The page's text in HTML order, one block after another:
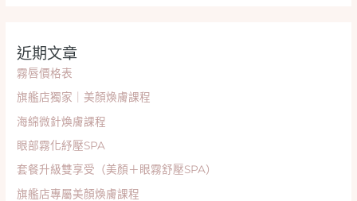
近期文章
霧唇價格表
旗艦店獨家｜美顏煥膚課程
海綿微針煥膚課程
眼部霧化紓壓SPA
套餐升級雙享受（美顏＋眼霧舒壓SPA）
旗艦店專屬美顏煥膚課程